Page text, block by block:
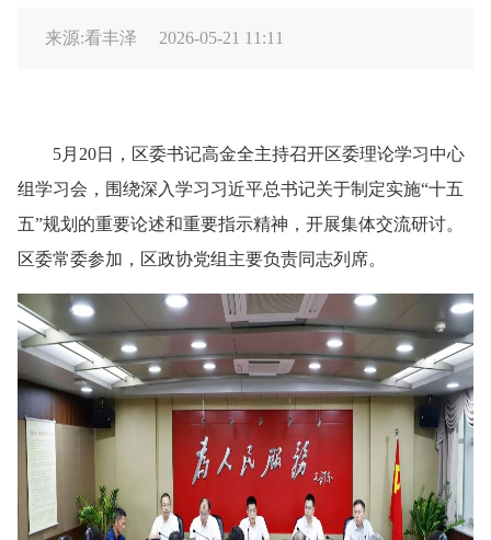
来源:看丰泽 2026-05-21 11:11
5月20日，区委书记高金全主持召开区委理论学习中心
组学习会，围绕深入学习习近平总书记关于制定实施“十五
五”规划的重要论述和重要指示精神，开展集体交流研讨。
区委常委参加，区政协党组主要负责同志列席。